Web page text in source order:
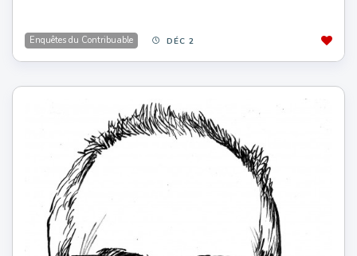
Enquêtes du Contribuable DÉC 2